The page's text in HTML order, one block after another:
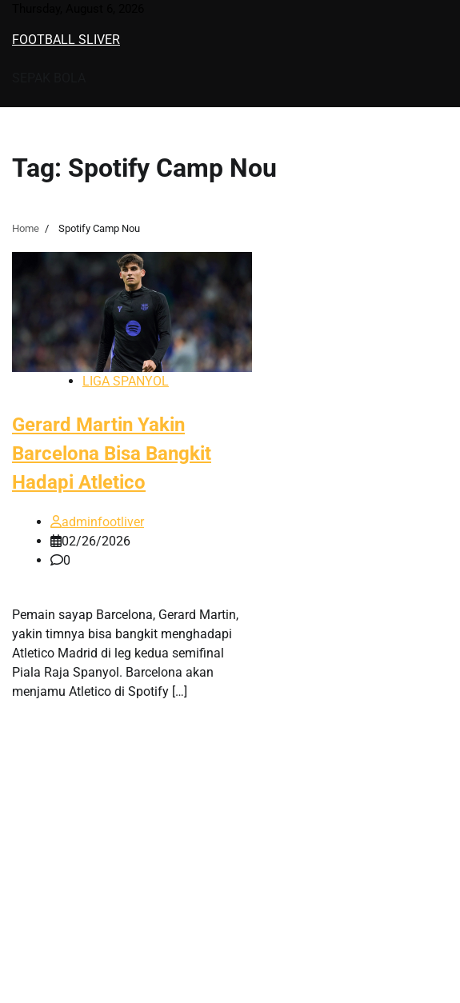
content
FOOTBALL SLIVER
Tag: Spotify Camp Nou
Home Spotify Camp Nou
LIGA SPANYOL
Gerard Martin Yakin
Barcelona Bisa Bangkit
Hadapi Atletico
adminfootliver
02/26/2026
0
Pemain sayap Barcelona, Gerard Martin,
yakin timnya bisa bangkit menghadapi
Atletico Madrid di leg kedua semifinal
Piala Raja Spanyol. Barcelona akan
menjamu Atletico di Spotify […]